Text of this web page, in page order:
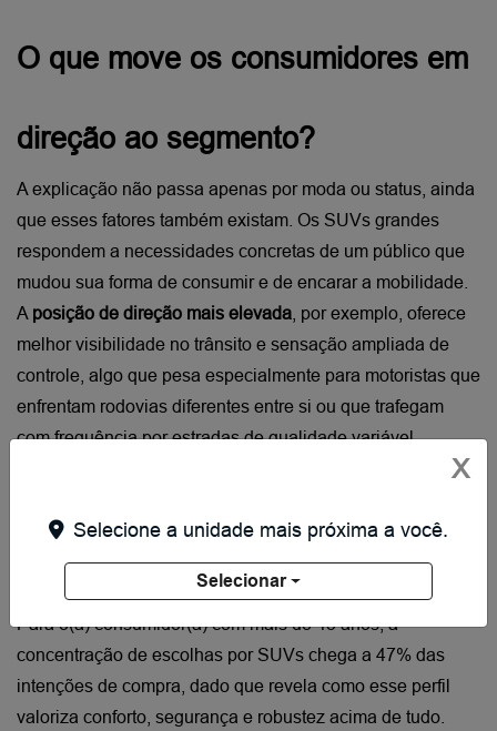
O que move os consumidores em
direção ao segmento?
A explicação não passa apenas por moda ou status, ainda
que esses fatores também existam. Os SUVs grandes
respondem a necessidades concretas de um público que
mudou sua forma de consumir e de encarar a mobilidade.
A posição de direção mais elevada , por exemplo, oferece
melhor visibilidade no trânsito e sensação ampliada de
controle, algo que pesa especialmente para motoristas que
enfrentam rodovias diferentes entre si ou que trafegam
com frequência por estradas de qualidade variável,
para famílias maiores, e um conjunto tecnológico cada vez
mais sofisticado, que virou critério decisivo de compra para
boa parte dos compradores.
Para o(a) consumidor(a) com mais de 45 anos, a
concentração de escolhas por SUVs chega a 47% das
intenções de compra, dado que revela como esse perfil
valoriza conforto, segurança e robustez acima de tudo.
X
Selecione a unidade mais próxima a você.
Selecionar